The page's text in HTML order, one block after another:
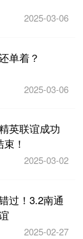
2025-03-06
单着？
2025-03-06
英联谊成功
！
2025-03-02
过！3.2南通
2025-02-27